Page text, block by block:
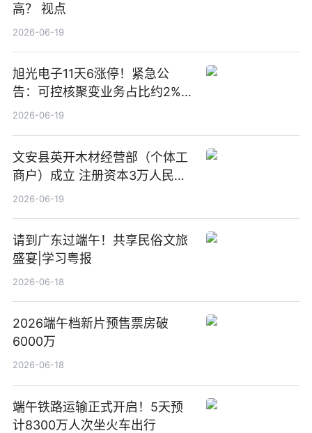
高？ 视点
2026-06-19
旭光电子11天6涨停！紧急公
告：可控核聚变业务占比约2%！
前沿热点
2026-06-19
文安县英开木材经营部（个体工
商户）成立 注册资本3万人民币
新要闻
2026-06-19
请到广东过端午！共享民俗文旅
盛宴|学习粤报
2026-06-18
2026端午档新片预售票房破
6000万
2026-06-18
端午铁路运输正式开启！5天预
计8300万人次坐火车出行